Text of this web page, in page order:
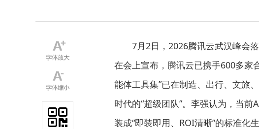
7月2日，2026腾讯云武汉峰会
在会上宣布，腾讯云已携手600多家
能体工具集”已在制造、出行、文旅
时代的“超级团队”。李强认为，当
装成“即装即用、ROI清晰”的标准化生